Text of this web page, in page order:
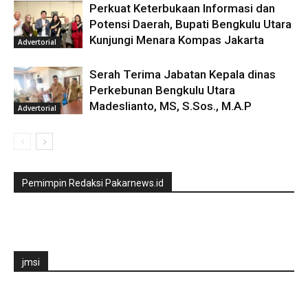
Advertorial
Perkuat Keterbukaan Informasi dan
Potensi Daerah, Bupati Bengkulu Utara
Kunjungi Menara Kompas Jakarta
Advertorial
Serah Terima Jabatan Kepala dinas
Perkebunan Bengkulu Utara
Madeslianto, MS, S.Sos., M.A.P
Pemimpin Redaksi Pakarnews.id
jmsi